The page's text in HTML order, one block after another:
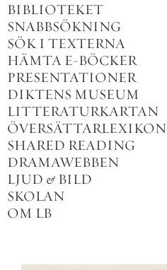
BIBLIOTEKET
SNABBSÖKNING
SÖK I TEXTERNA
HÄMTA E-BÖCKER
PRESENTATIONER
DIKTENS MUSEUM
LITTERATURKARTAN
ÖVERSÄTTARLEXIKON
SHARED READING
DRAMAWEBBEN
LJUD & BILD
SKOLAN
OM LB